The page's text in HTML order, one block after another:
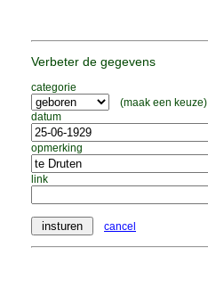
Verbeter de gegevens
categorie
(maak een keuze)
datum
opmerking
link
cancel